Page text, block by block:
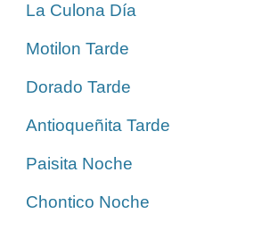
La Culona Día
Motilon Tarde
Dorado Tarde
Antioqueñita Tarde
Paisita Noche
Chontico Noche